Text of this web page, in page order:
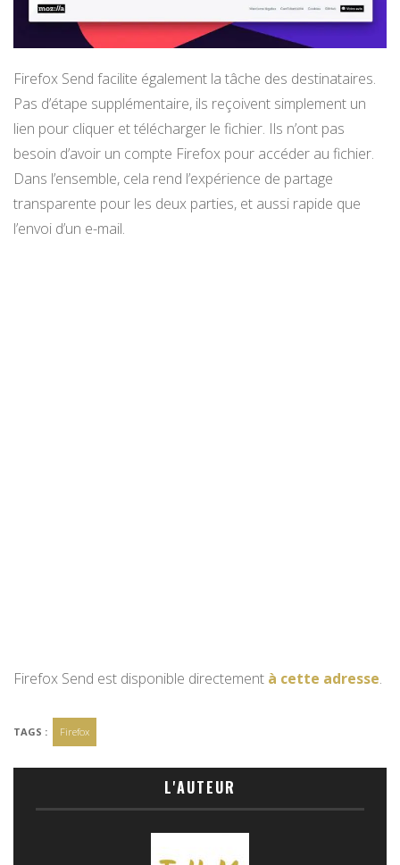
Firefox Send facilite également la tâche des destinataires.
Pas d’étape supplémentaire, ils reçoivent simplement un
lien pour cliquer et télécharger le fichier. Ils n’ont pas
besoin d’avoir un compte Firefox pour accéder au fichier.
Dans l’ensemble, cela rend l’expérience de partage
transparente pour les deux parties, et aussi rapide que
l’envoi d’un e-mail.
Firefox Send est disponible directement à cette adresse.
TAGS : Firefox
L'AUTEUR